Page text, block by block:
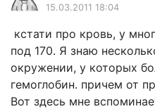
15.03.2011 18:04
кстати про кровь, у
под 170. Я знаю
окружении, у которых
гемоглобин. причем от
Вот здесь мне